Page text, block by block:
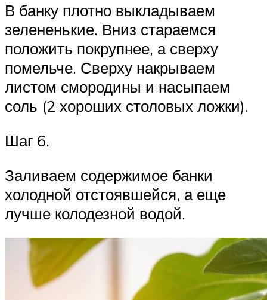
В банку плотно выкладываем
зелененькие. Вниз стараемся
положить покрупнее, а сверху
помельче. Сверху накрываем
листом смородины и насыпаем
соль (2 хороших столовых ложки).
Шаг 6.
Заливаем содержимое банки
холодной отстоявшейся, а еще
лучше колодезной водой.